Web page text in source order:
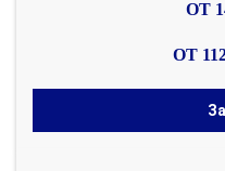
ОТ
ОТ